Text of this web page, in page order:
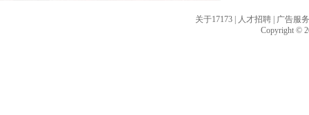
关于17173 人才招聘
广告服务
Copyright ©